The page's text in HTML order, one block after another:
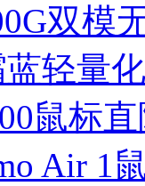
双模
轻量
鼠标
Air 1